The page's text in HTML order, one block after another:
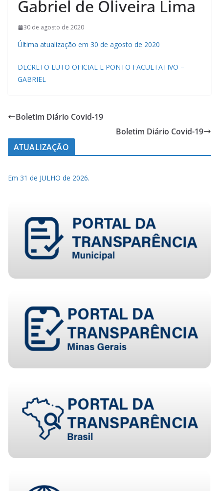
Gabriel de Oliveira Lima
30 de agosto de 2020
Última atualização em 30 de agosto de 2020
DECRETO LUTO OFICIAL E PONTO FACULTATIVO –
GABRIEL
Boletim Diário Covid-19
Boletim Diário Covid-19
ATUALIZAÇÃO
Em 31 de JULHO de 2026.